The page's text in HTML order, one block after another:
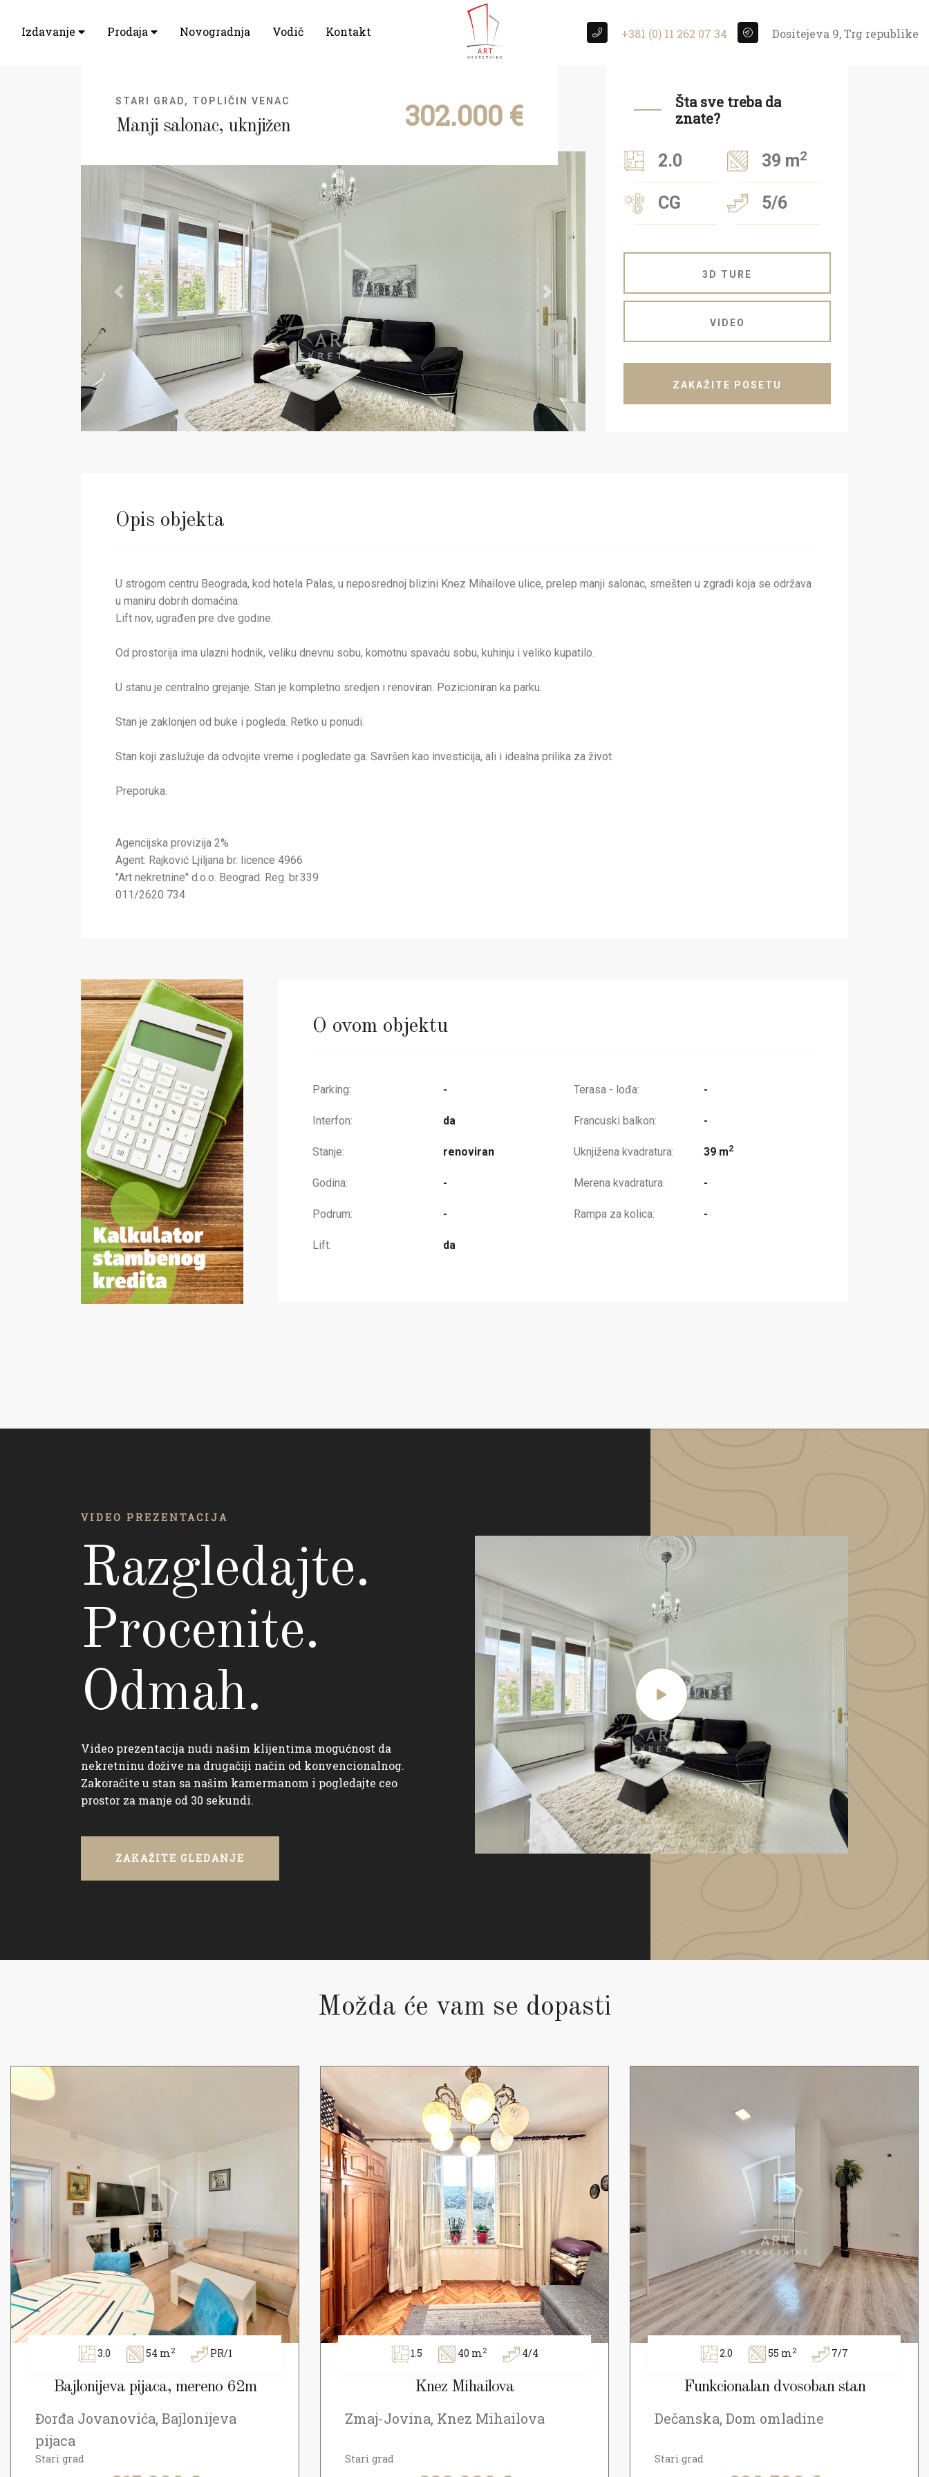
Izdavanje Prodaja Novogradnja Vodič Kontakt +381 (0) 11 262 07 34 Dositejeva 9, Trg republike
STARI GRAD, TOPLIČIN VENAC
Manji salonac, uknjižen 302.000 €
Previous Next
Šta sve treba da
znate?
2.0 39 m2
CG 5/6
3D TURE
VIDEO
ZAKAŽITE POSETU
Opis objekta
U strogom centru Beograda, kod hotela Palas, u neposrednoj blizini Knez Mihailove ulice, prelep manji salonac, smešten u zgradi koja se održava
u maniru dobrih domaćina.
Lift nov, ugrađen pre dve godine.
Od prostorija ima ulazni hodnik, veliku dnevnu sobu, komotnu spavaću sobu, kuhinju i veliko kupatilo.
U stanu je centralno grejanje. Stan je kompletno sredjen i renoviran. Pozicioniran ka parku.
Stan je zaklonjen od buke i pogleda. Retko u ponudi.
Stan koji zaslužuje da odvojite vreme i pogledate ga. Savršen kao investicija, ali i idealna prilika za život.
Preporuka.
Agencijska provizija 2%
Agent: Rajković Ljiljana br. licence 4966
"Art nekretnine" d.o.o. Beograd. Reg. br.339
011/2620 734
O ovom objektu
Parking: -
Interfon: da
Stanje: renoviran
Godina: -
Podrum: -
Lift: da
Terasa - lođa: -
Francuski balkon: -
Uknjižena kvadratura: 39 m2
Merena kvadratura: -
Rampa za kolica: -
VIDEO PREZENTACIJA
Razgledajte.
Procenite.
Odmah.
Video prezentacija nudi našim klijentima mogućnost da
nekretninu dožive na drugačiji način od konvencionalnog.
Zakoračite u stan sa našim kamermanom i pogledajte ceo
prostor za manje od 30 sekundi.
ZAKAŽITE GLEDANJE
Možda će vam se dopasti
3.0 54 m2 PR/1
Bajlonijeva pijaca, mereno 62m
Đorđa Jovanovića, Bajlonijeva
pijaca
Stari grad
1.5 40 m2 4/4
Knez Mihailova
Zmaj-Jovina, Knez Mihailova
Stari grad
2.0 55 m2 7/7
Funkcionalan dvosoban stan
Dečanska, Dom omladine
Stari grad